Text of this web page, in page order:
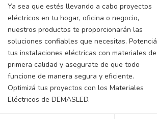
Ya sea que estés llevando a cabo proyectos
eléctricos en tu hogar, oficina o negocio,
nuestros productos te proporcionarán las
soluciones confiables que necesitas. Potenciá
tus instalaciones eléctricas con materiales de
primera calidad y asegurate de que todo
funcione de manera segura y eficiente.
Optimizá tus proyectos con los Materiales
Eléctricos de DEMASLED.